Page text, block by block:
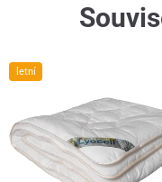
letní